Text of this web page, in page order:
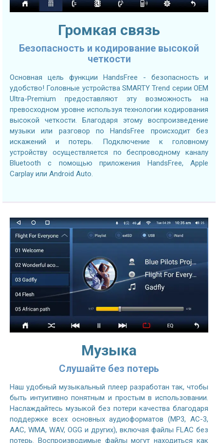
Громкая связь
Безопасность и кодирование высокой
четкости
Основная цель функции HandsFree - безопасность и
удобство! Головные устройства SMARTY Trend серии OEM
Ultra-Premium предоставляют эту возможность на
превосходном уровне используя технологии кодирования
высокой четкости. Благодаря этому воспроизведение
музыки или разговор по HandsFree происходит без
искажений и потерь. Подключение к головному
устройству осуществляется по беспроводному каналу
Bluetooth с помощью приложения HandsFree, Apple
Carplay или Android Auto.
Музыка
Слушайте без потерь
Наш удобный музыкальный плеер разработан так, чтобы
быть интуитивно понятным и простым в использовании.
Наслаждайтесь музыкой без потери качества благодаря
поддержке всех основных аудиоформатов (MP3, AC-3,
AAC, WMA, WAV, OGG и других), включая файлы FLAC без
потерь. Воспроизводимые файлы могут находиться как